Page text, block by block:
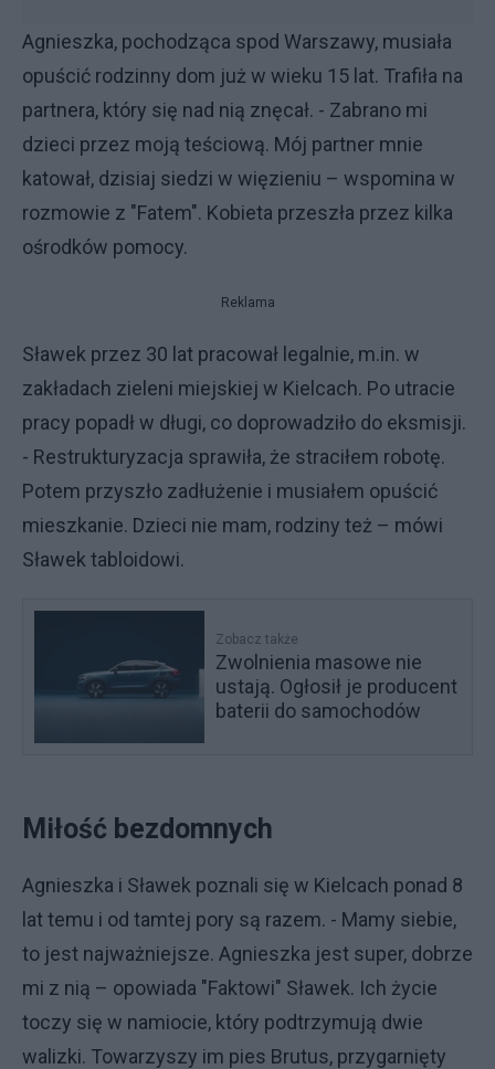
Agnieszka, pochodząca spod Warszawy, musiała
opuścić rodzinny dom już w wieku 15 lat. Trafiła na
partnera, który się nad nią znęcał. - Zabrano mi
dzieci przez moją teściową. Mój partner mnie
katował, dzisiaj siedzi w więzieniu – wspomina w
rozmowie z "Fatem". Kobieta przeszła przez kilka
ośrodków pomocy.
Reklama
Sławek przez 30 lat pracował legalnie, m.in. w
zakładach zieleni miejskiej w Kielcach. Po utracie
pracy popadł w długi, co doprowadziło do eksmisji.
- Restrukturyzacja sprawiła, że straciłem robotę.
Potem przyszło zadłużenie i musiałem opuścić
mieszkanie. Dzieci nie mam, rodziny też – mówi
Sławek tabloidowi.
Zobacz także
Zwolnienia masowe nie
ustają. Ogłosił je producent
baterii do samochodów
Miłość bezdomnych
Agnieszka i Sławek poznali się w Kielcach ponad 8
lat temu i od tamtej pory są razem. - Mamy siebie,
to jest najważniejsze. Agnieszka jest super, dobrze
mi z nią – opowiada "Faktowi" Sławek. Ich życie
toczy się w namiocie, który podtrzymują dwie
walizki. Towarzyszy im pies Brutus, przygarnięty